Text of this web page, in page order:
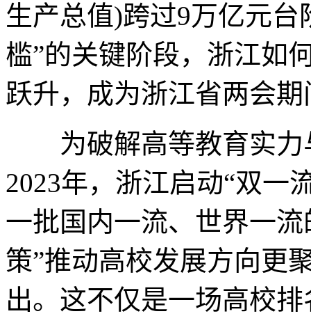
生产总值)跨过9万亿元台
槛”的关键阶段，浙江如
跃升，成为浙江省两会
为破解高等教育实力
2023年，浙江启动“双一
一批国内一流、世界一
策”推动高校发展方向更
出。这不仅是一场高校